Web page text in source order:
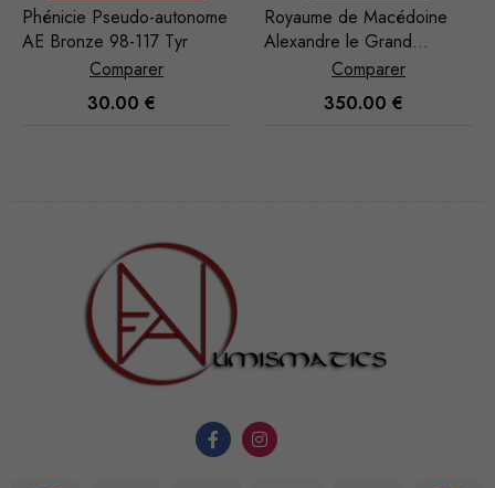
Phénicie Pseudo-autonome
AE Bronze 98-117 Tyr
Comparer
30.00 €
Royaume de Macédoine
Alexandre le Grand
(Posthume) Tétradrachme
Comparer
350.00 €
du site Web.